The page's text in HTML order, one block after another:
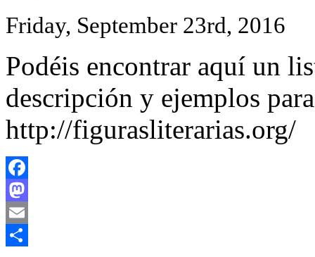
Friday, September 23rd, 2016
Podéis encontrar aquí un
descripción y ejemplos
http://figurasliterarias.org/
Facebook
Mastodon
Email